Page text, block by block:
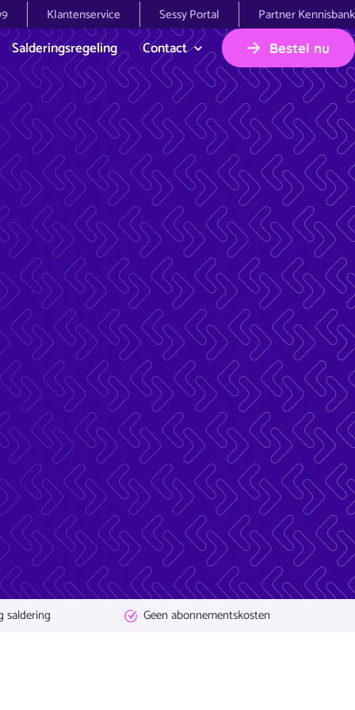
Klantenservice Sessy Portal Partner Kennisbank
Salderingsregeling Contact Bestel nu
saldering Geen abonnementskosten